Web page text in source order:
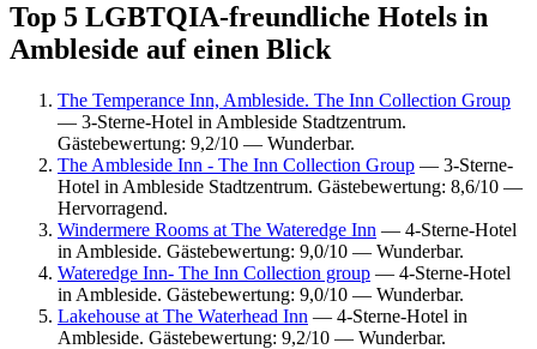
Top 5 LGBTQIA-freundliche Hotels in
Ambleside auf einen Blick
The Temperance Inn, Ambleside. The Inn Collection Group
— 3-Sterne-Hotel in Ambleside Stadtzentrum.
Gästebewertung: 9,2/10 — Wunderbar.
The Ambleside Inn - The Inn Collection Group — 3-Sterne-
Hotel in Ambleside Stadtzentrum. Gästebewertung: 8,6/10 —
Hervorragend.
Windermere Rooms at The Wateredge Inn — 4-Sterne-Hotel
in Ambleside. Gästebewertung: 9,0/10 — Wunderbar.
Wateredge Inn- The Inn Collection group — 4-Sterne-Hotel
in Ambleside. Gästebewertung: 9,0/10 — Wunderbar.
Lakehouse at The Waterhead Inn — 4-Sterne-Hotel in
Ambleside. Gästebewertung: 9,2/10 — Wunderbar.